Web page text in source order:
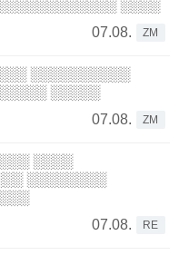
░░░░
07.08.
ZM
░░░░░░░░░░
░░░░░
07.08.
ZM
░░░░
░░░░░░░░
07.08.
RE